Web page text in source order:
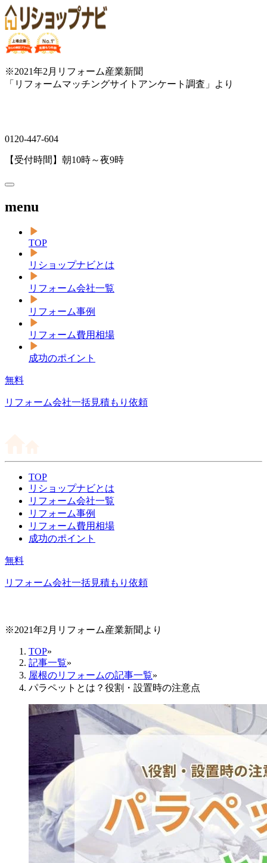
※2021年2月リフォーム産業新聞
「リフォームマッチングサイトアンケート調査」より
0120-447-604
【受付時間】朝10時～夜9時
menu
TOP
リショップナビとは
リフォーム会社一覧
リフォーム事例
リフォーム費用相場
成功のポイント
無料
リフォーム会社一括見積もり依頼
TOP
リショップナビとは
リフォーム会社一覧
リフォーム事例
リフォーム費用相場
成功のポイント
無料
リフォーム会社一括見積もり依頼
※2021年2月リフォーム産業新聞より
TOP»
記事一覧»
屋根のリフォームの記事一覧»
パラペットとは？役割・設置時の注意点